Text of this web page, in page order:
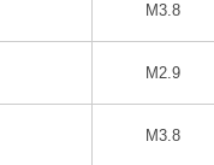
M3.8
M2.9
M3.8